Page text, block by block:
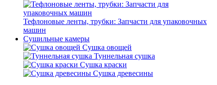
Тефлоновые ленты, трубки: Запчасти для упаковочных
машин
Сушильные камеры
Сушка овощей
Туннельная сушка
Сушка краски
Сушка древесины